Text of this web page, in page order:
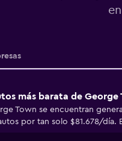
más barata de George
Town se encuentran
por tan solo $81.678/